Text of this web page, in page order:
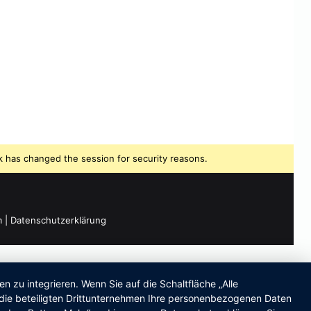
has changed the session for security reasons.
Datenschutzerklärung
zu integrieren. Wenn Sie auf die Schaltfläche „Alle
beteiligten Drittunternehmen Ihre personenbezogenen Daten